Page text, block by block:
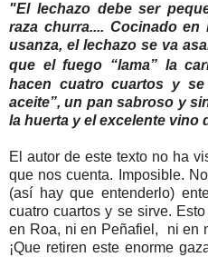
"El lechazo debe ser
raza churra.... Cocinado
usanza, el lechazo se va
que el fuego “lama” la
hacen cuatro cuartos y
aceite”, un pan sabroso y
la huerta y el excelente vino
El autor de este texto no ha
que nos cuenta. Imposible.
(así hay que entenderlo)
cuatro cuartos y se sirve.
en Roa, ni en Peñafiel, ni en
¡Que retiren este enorme